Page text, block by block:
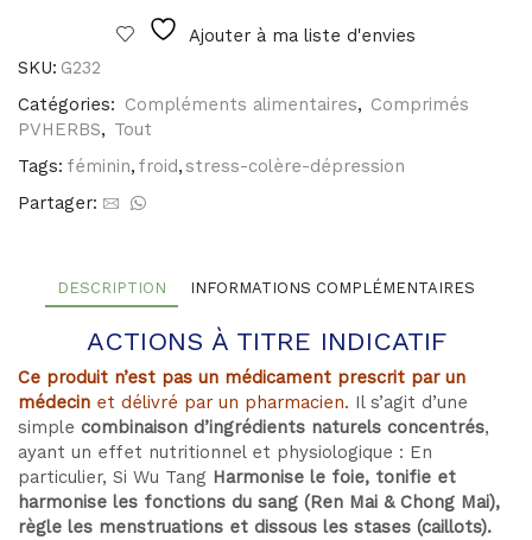
gynécologique
Ajouter à ma liste d'envies
SKU: G232
Catégories: Compléments alimentaires, Comprimés
PVHERBS, Tout
Tags: féminin, froid,stress-colère-dépression
Partager:
DESCRIPTION INFORMATIONS COMPLÉMENTAIRES
ACTIONS À TITRE INDICATIF
Ce produit n’est pas un médicament prescrit par un
médecin et délivré par un pharmacien. Il s’agit d’une
simple combinaison d’ingrédients naturels concentrés,
ayant un effet nutritionnel et physiologique : En
particulier, Si Wu Tang Harmonise le foie, tonifie et
harmonise les fonctions du sang (Ren Mai & Chong Mai),
règle les menstruations et dissous les stases (caillots).